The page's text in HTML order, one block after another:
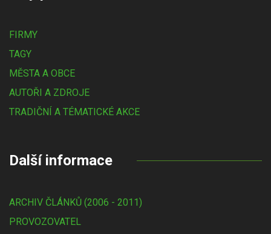
FIRMY
TAGY
MĚSTA A OBCE
AUTOŘI A ZDROJE
TRADIČNÍ A TÉMATICKÉ AKCE
Další informace
ARCHIV ČLÁNKŮ (2006 - 2011)
PROVOZOVATEL